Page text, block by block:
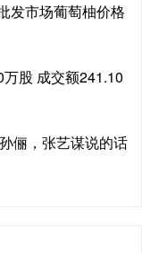
发市场葡萄柚价格
股 成交额241.10
俪，张艺谋说的话